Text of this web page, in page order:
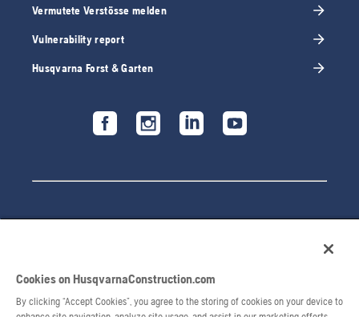
Vermutete Verstösse melden
Vulnerability report
Husqvarna Forst & Garten
© 2026 Husqvarna AB. Alle Rechte vorbehalten.
Cookies on HusqvarnaConstruction.com
By clicking “Accept Cookies”, you agree to the storing of cookies on your device to